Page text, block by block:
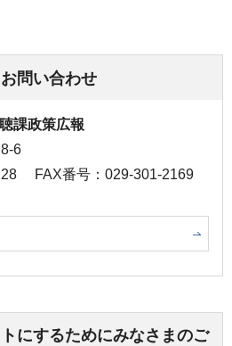
問い合わせ
課政策広報
6
FAX番号：029-301-2169
にするためにみなさまのご